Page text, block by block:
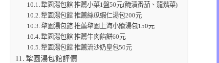
犂園湯包館 推薦小菜1盤50元(醃漬番茄、龍鬚菜)
犂園湯包館 推薦絲瓜蝦仁湯包200元
犂園湯包館 推薦犂園上海小籠湯包150元
犂園湯包館 推薦牛肉餡餅60元
犂園湯包館 推薦流沙奶皇包50元
犂園湯包館評價